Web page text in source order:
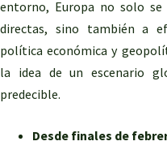
entorno, Europa no solo se
directas, sino también a
política económica y
la idea de un escenario
predecible.
Desde finales de